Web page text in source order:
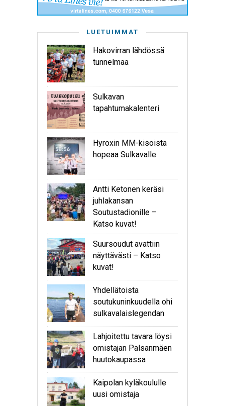
LUETUIMMAT
Hakovirran lähdössä
tunnelmaa
Sulkavan
tapahtumakalenteri
Hyroxin MM-kisoista
hopeaa Sulkavalle
Antti Ketonen keräsi
juhlakansan
Soutustadionille –
Katso kuvat!
Suursoudut avattiin
näyttävästi – Katso
kuvat!
Yhdellätoista
soutukuninkuudella ohi
sulkavalaislegendan
Lahjoitettu tavara löysi
omistajan Palsanmäen
huutokaupassa
Kaipolan kyläkoululle
uusi omistaja